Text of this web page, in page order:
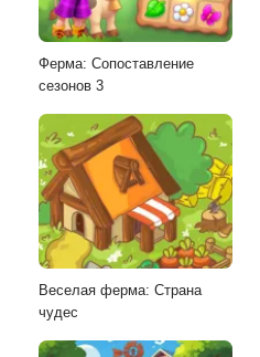
Ферма: Сопоставление
сезонов 3
Веселая ферма: Страна
чудес